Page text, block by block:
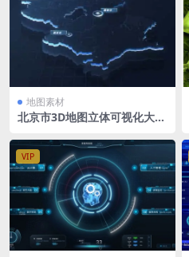
地图素材
北京市3D地图立体可视化大屏
VIP